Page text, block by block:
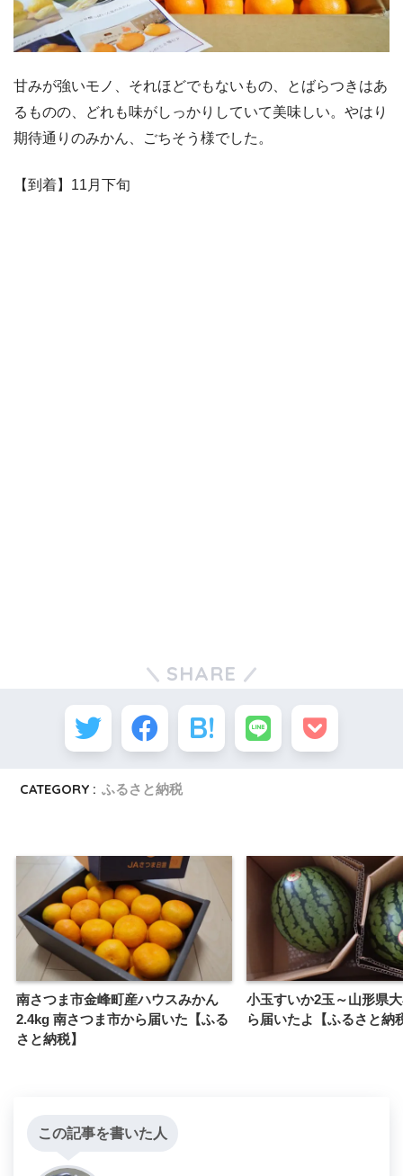
甘みが強いモノ、それほどでもないもの、とばらつきはあ
るものの、どれも味がしっかりしていて美味しい。やはり
期待通りのみかん、ごちそう様でした。
【到着】11月下旬
SHARE
CATEGORY : ふるさと納税
南さつま市金峰町産ハウスみかん
2.4kg 南さつま市から届いた【ふる
さと納税】
小玉すいか2玉～山形県
ら届いたよ【ふるさと納
この記事を書いた人